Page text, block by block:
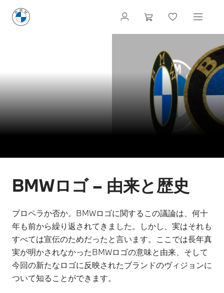
BMWロゴ – 由来と歴史
プロペラか否か。BMWロゴに関するこの議論は、何十
年も前から繰り返されてきました。しかし、実はそれも
すべては宣伝のためだったと言います。ここでは長年真
実が明かされなかったBMWロゴの意味と由来、そして
今回の新たなロゴに反映されたブランドのヴィジョンに
ついて知ることができます。